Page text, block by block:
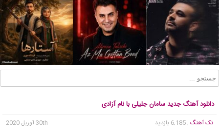
دانلود آهنگ جدید سامان جلیلی با نام آزادی
تک آهنگ , 6,185 بازدید
30th آوریل 2020